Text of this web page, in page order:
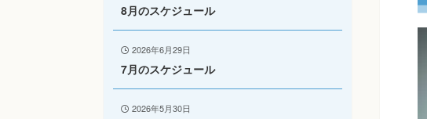
8月のスケジュール
2026年6月29日
7月のスケジュール
2026年5月30日